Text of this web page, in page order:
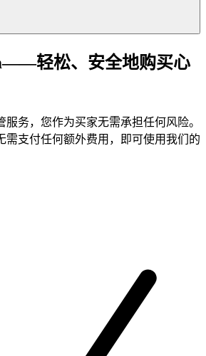
轻松、安全地购买心
务，您作为买家无需承担任何风险。
需支付任何额外费用，即可使用我们的